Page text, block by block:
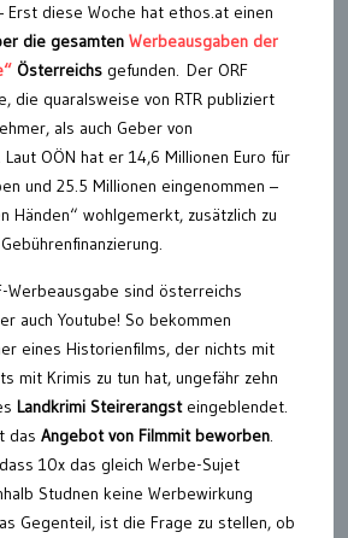
Erst diese Woche hat ethos.at einen
die gesamten Werbeausgaben der
Österreichs gefunden. Der ORF
die quaralsweise von RTR publiziert
als auch Geber von
OÖN hat er 14,6 Millionen Euro für
und 25.5 Millionen eingenommen –
Händen“ wohlgemerkt, zusätzlich zu
Werbeausgabe sind österreichs
auch Youtube! So bekommen
eines Historienfilms, der nichts mit
mit Krimis zu tun hat, ungefähr zehn
Landkrimi Steirerangsteingeblendet.
das Angebot von Filmmit beworben.
10x das gleich Werbe-Sujet
Studnen keine Werbewirkung
Gegenteil, ist die Frage zu stellen, ob